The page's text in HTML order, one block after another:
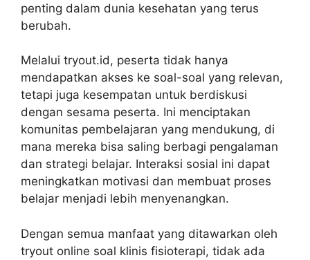
penting dalam dunia kesehatan yang terus
berubah.
Melalui tryout.id, peserta tidak hanya
mendapatkan akses ke soal-soal yang relevan,
tetapi juga kesempatan untuk berdiskusi
dengan sesama peserta. Ini menciptakan
komunitas pembelajaran yang mendukung, di
mana mereka bisa saling berbagi pengalaman
dan strategi belajar. Interaksi sosial ini dapat
meningkatkan motivasi dan membuat proses
belajar menjadi lebih menyenangkan.
Dengan semua manfaat yang ditawarkan oleh
tryout online soal klinis fisioterapi, tidak ada